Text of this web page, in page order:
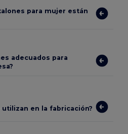
para mujer están
adecuados para
utilizan en la fabricación?